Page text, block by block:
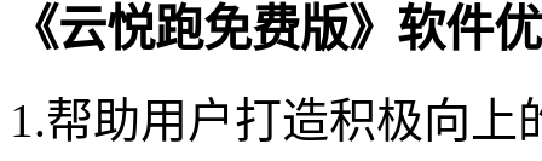
《云悦跑免费版》软件
1.帮助用户打造积极向